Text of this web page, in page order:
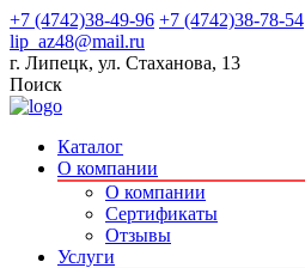
+7 (4742)38-49-96 +7 (4742)38-78-54
lip_az48@mail.ru
г. Липецк, ул. Стаханова, 13
Поиск
Каталог
О компании
О компании
Сертификаты
Отзывы
Услуги